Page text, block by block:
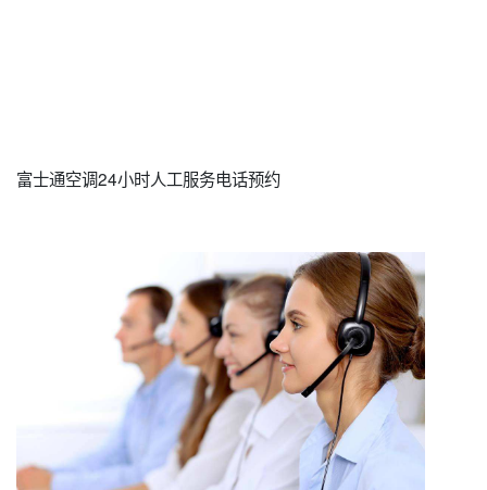
富士通空调24小时人工服务电话预约